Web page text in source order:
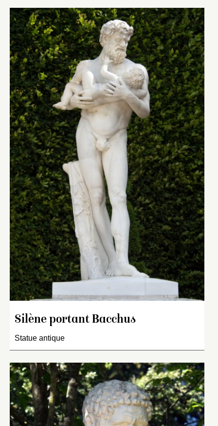
Silène portant Bacchus
Statue antique